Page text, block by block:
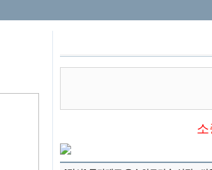
소